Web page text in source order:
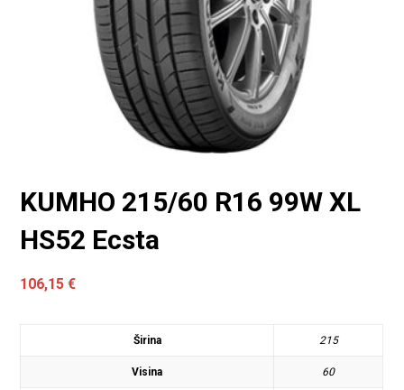
KUMHO 215/60 R16 99W XL
HS52 Ecsta
106,15€
Širina 215
Visina 60